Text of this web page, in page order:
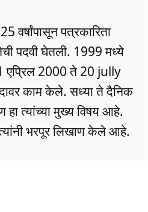
वर्षांपासून पत्रकारिता
पदवी घेतली. 1999 मध्ये
एप्रिल 2000 ते 20 jully
काम केले. सध्या ते दैनिक
त्यांच्या मुख्य विषय आहे.
भरपूर लिखाण केले आहे.